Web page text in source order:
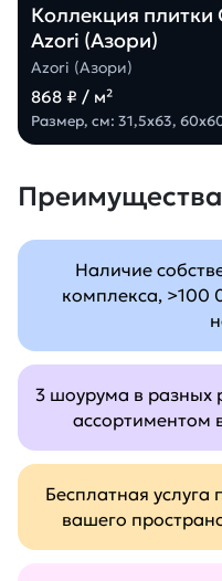
Коллекция
Azori (Азори)
Azori (Азори)
868 ₽ / м²
Размер, см: 31,5х63,
Преимущества
Наличие
комплекса, >100
3 шоурума в разных
ассортиментом
Бесплатная услуга
вашего